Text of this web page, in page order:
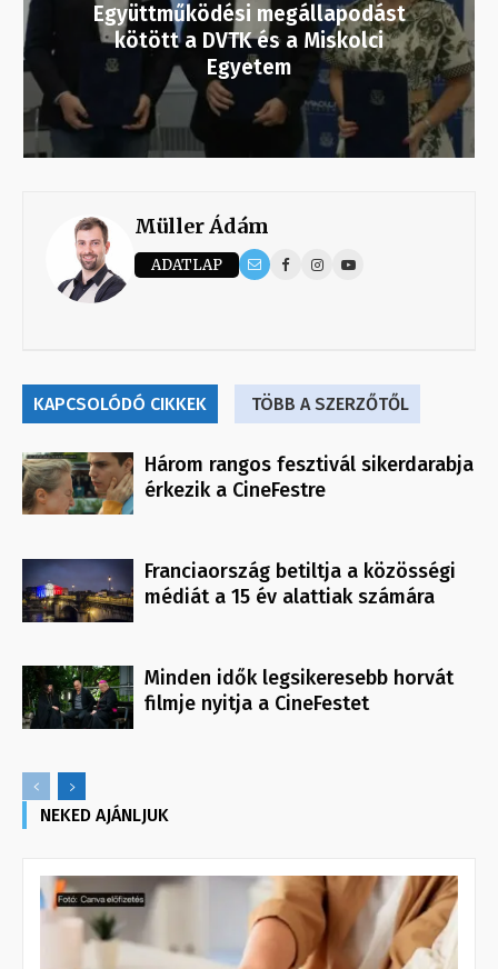
Együttműködési megállapodást
kötött a DVTK és a Miskolci
Egyetem
Müller Ádám
ADATLAP
KAPCSOLÓDÓ CIKKEK TÖBB A SZERZŐTŐL
Három rangos fesztivál sikerdarabja
érkezik a CineFestre
Franciaország betiltja a közösségi
médiát a 15 év alattiak számára
Minden idők legsikeresebb horvát
filmje nyitja a CineFestet
NEKED AJÁNLJUK